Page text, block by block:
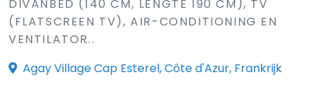
DIVANBED (140 CM, LENGTE 190 CM), TV
(FLATSCREEN TV), AIR-CONDITIONING EN
VENTILATOR..
Agay Village Cap Esterel, Côte d'Azur, Frankrijk